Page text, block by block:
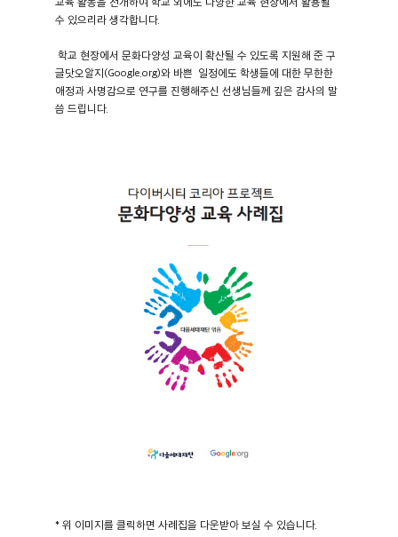
수 있으리라 생각합니다.
학교 현장에서 문화다양성 교육이 확산될 수 있도록 지원해 준 구
글닷오알지(Google.org)와 바쁜 일정에도 학생들에 대한 무한한
애정과 사명감으로 연구를 진행해주신 선생님들께 깊은 감사의 말
씀 드립니다.
* 위 이미지를 클릭하면 사례집을 다운받아 보실 수 있습니다.